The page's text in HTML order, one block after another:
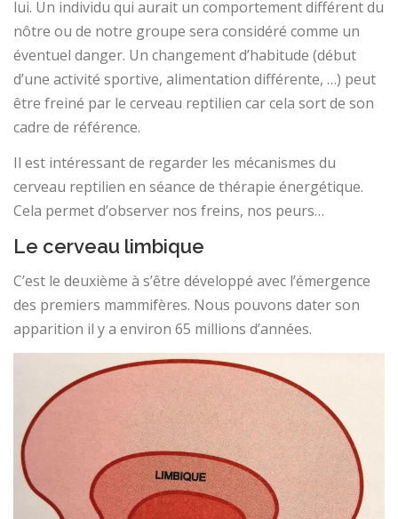
lui. Un individu qui aurait un comportement différent du
nôtre ou de notre groupe sera considéré comme un
éventuel danger. Un changement d’habitude (début
d’une activité sportive, alimentation différente, …) peut
être freiné par le cerveau reptilien car cela sort de son
cadre de référence.
Il est intéressant de regarder les mécanismes du
cerveau reptilien en séance de thérapie énergétique.
Cela permet d’observer nos freins, nos peurs…
Le cerveau limbique
C’est le deuxième à s’être développé avec l’émergence
des premiers mammifères. Nous pouvons dater son
apparition il y a environ 65 millions d’années.